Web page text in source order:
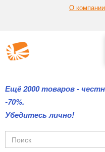
О компании
Ещё 2000 товаров -
-70%.
Убедитесь лично!